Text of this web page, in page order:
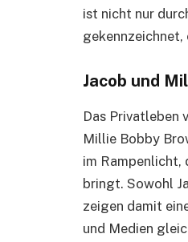
ist nicht nur
gekennzeichnet,
Jacob und
Das Privatleben
Millie Bobby
im Rampenlicht,
bringt. Sowohl
zeigen damit
und Medien